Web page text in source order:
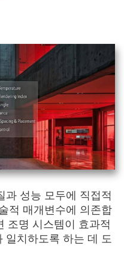
과 성능 모두에 직접적
적 매개변수에 의존합
조명 시스템이 효과적
일치하도록 하는 데 도